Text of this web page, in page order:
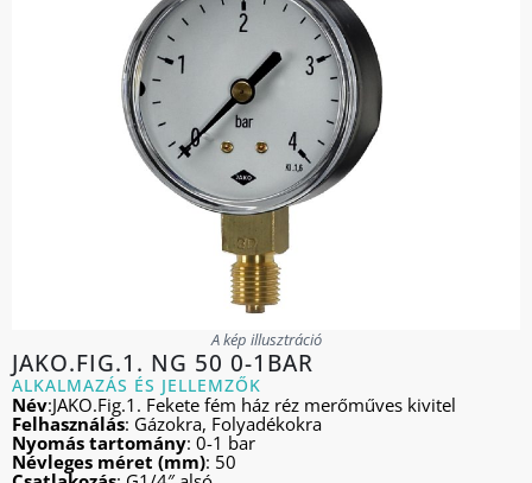
A kép illusztráció
JAKO.FIG.1. NG 50 0-1BAR
ALKALMAZÁS ÉS JELLEMZŐK
Név:JAKO.Fig.1. Fekete fém ház réz merőműves kivitel
Felhasználás: Gázokra, Folyadékokra
Nyomás tartomány: 0-1 bar
Névleges méret (mm): 50